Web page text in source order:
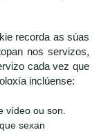
recorda as súas
nos servizos,
cada vez que
inclúense:
vídeo ou son.
sexan